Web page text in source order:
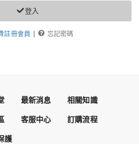
登入
註冊會員 | 忘記密碼
最新消息
相關知識
客服中心
訂購流程
護